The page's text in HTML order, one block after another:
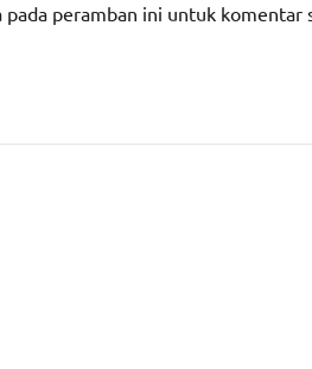
peramban ini untuk komentar